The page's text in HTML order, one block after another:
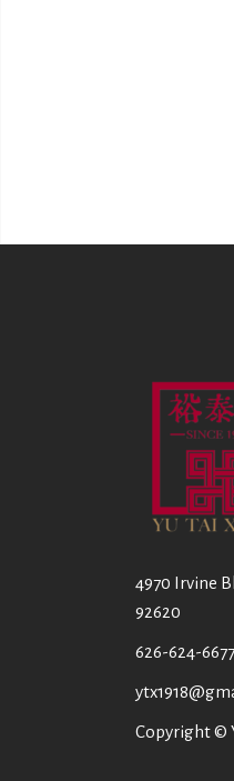
4970 Irvine
92620
626-624-6677
Copyright ©